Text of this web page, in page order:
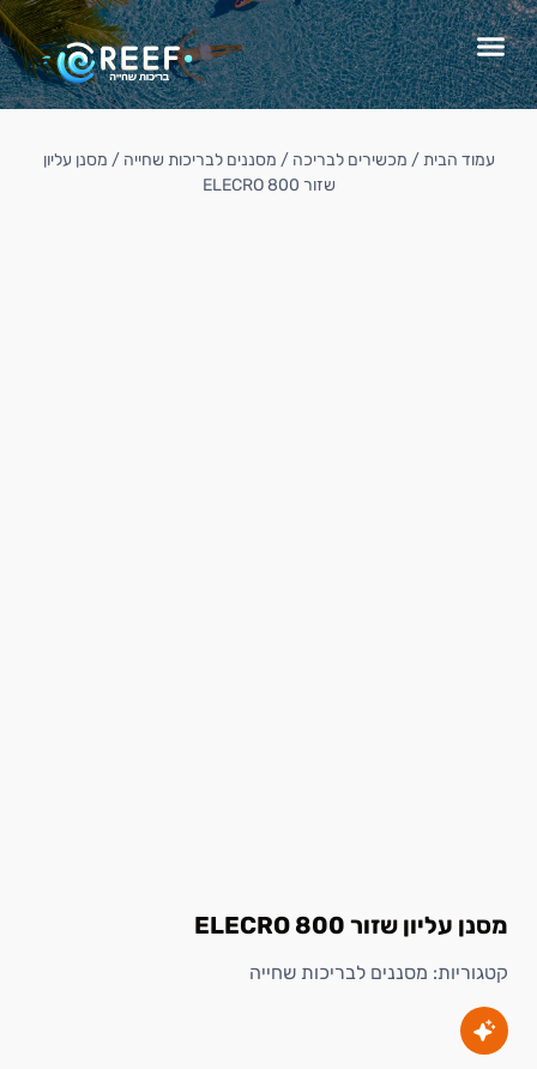
מסנן עליון שזור 800 ELECRO
קטגוריות: מסננים לבריכות שחייה
עמוד הבית/ מכשירים לבריכה / מסננים לבריכות שחייה / מסנן עליון
שזור 800 ELECRO